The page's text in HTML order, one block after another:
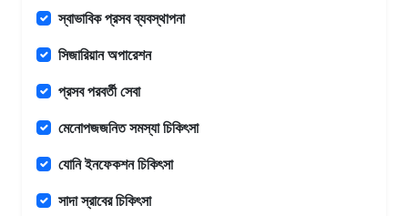
স্বাভাবিক প্রসব ব্যবস্থাপনা
সিজারিয়ান অপারেশন
প্রসব পরবর্তী সেবা
মেনোপজজনিত সমস্যা চিকিৎসা
যোনি ইনফেকশন চিকিৎসা
সাদা স্রাবের চিকিৎসা